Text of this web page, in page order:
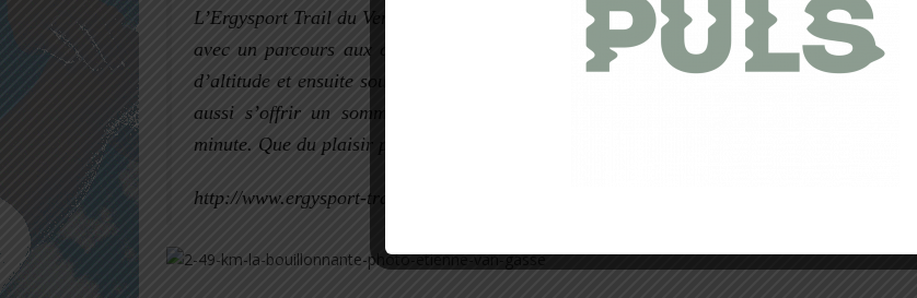
L’Ergysport Trail du Ventoux c’est avant tout courir dans un environnement 100% trail
avec un parcours aux deux visages : ambiance et terrain provençal jusqu’à 1500 m
d’altitude et ensuite souvent un trail blanc sur la partie sommitale et les crêtes. C’est
aussi s’offrir un sommet mythique qui réserve toujours des surprises de dernière
minute. Que du plaisir pour les yeux et les mollets !
http://www.ergysport-trailduventoux.fr/